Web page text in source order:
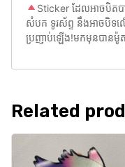
Sticker ដែលអាចបិតប
សំបក ទូរស័ព្ទ នឹងអាចបិទ
ប្រញាប់ឡើង!មកមុនបានម៉ូ
Related